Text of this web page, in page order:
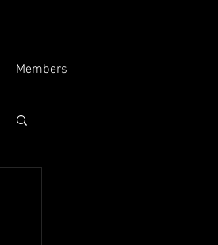
Members